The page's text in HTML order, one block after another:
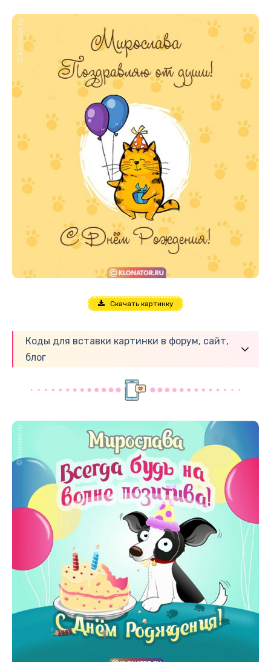
Скачать картинку
Коды для вставки картинки в форум, сайт,
блог